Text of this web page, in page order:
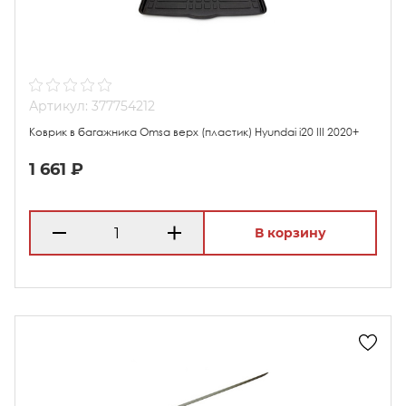
Артикул: 377754212
Коврик в багажника Omsa верх (пластик) Hyundai i20 III 2020+
1 661 ₽
В корзину